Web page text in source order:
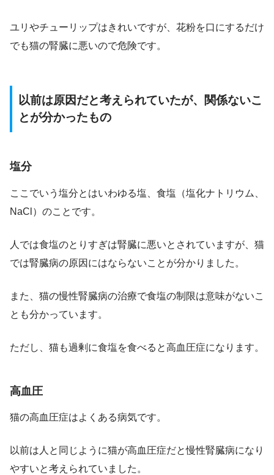
ユリやチューリップはきれいですが、花粉を口にするだけ
でも猫の腎臓に悪いので危険です。
以前は原因だと考えられていたが、関係ないこ
とが分かったもの
塩分
ここでいう塩分とはいわゆる塩、食塩（塩化ナトリウム、
NaCl）のことです。
人では食塩のとりすぎは腎臓に悪いとされていますが、猫
では腎臓病の原因にはならないことが分かりました。
また、猫の慢性腎臓病の治療で食塩の制限は意味がないこ
とも分かっています。
ただし、猫も過剰に食塩を食べると高血圧症になります。
高血圧
猫の高血圧症はよくある病気です。
以前は人と同じように猫が高血圧症だと慢性腎臓病になり
やすいと考えられていました。